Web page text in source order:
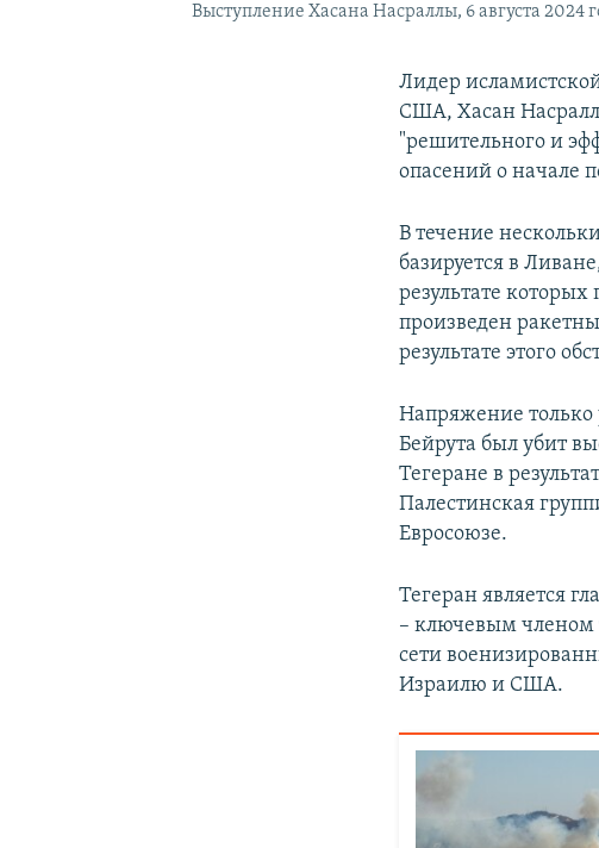
Выступление Хасана Насраллы, 6 августа 2024
Лидер
США, Хасан
"решительного и
опасений о начале
В течение
базируется в
результате
произведен
результате этого
Напряжение только
Бейрута был убит
Тегеране в
Палестинская
Евросоюзе.
Тегеран является
– ключевым членом
сети
Израилю и США.